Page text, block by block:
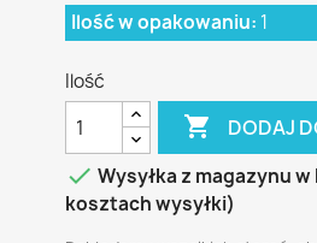
Ilość w opakowaniu: 1
Ilość
 DODAJ
 Wysyłka z magazynu
kosztach wysyłki)